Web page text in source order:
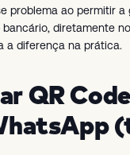
problema ao permitir a
bancário, diretamente
a diferença na prática.
QR